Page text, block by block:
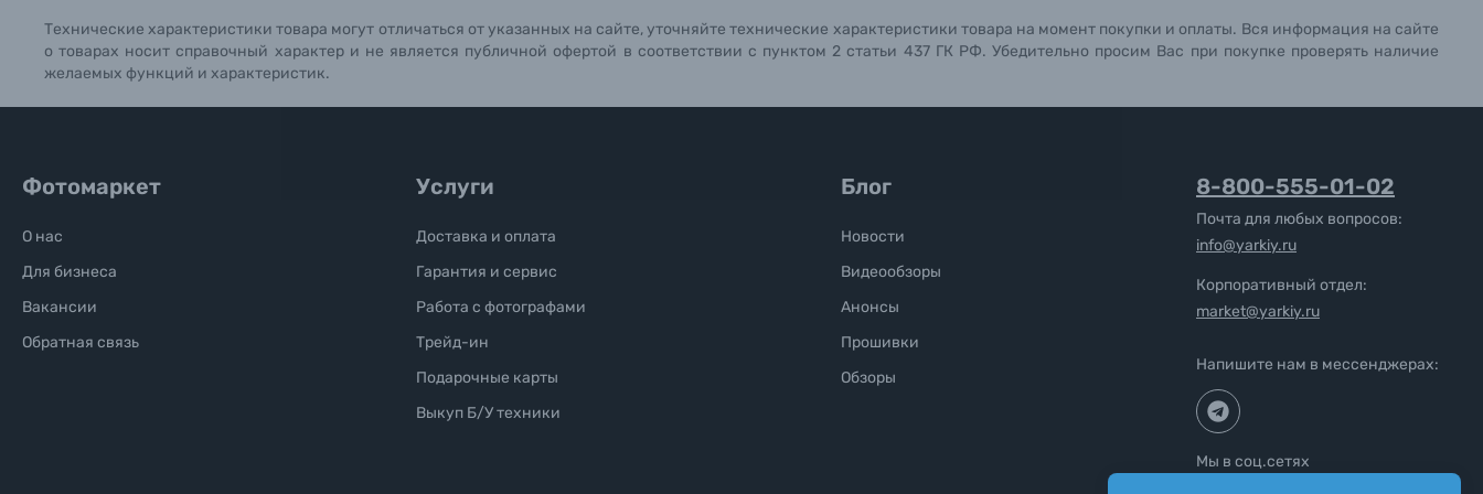
Б/У фототехника (Комиссионные товары)
Уценённые товары
Технические характеристики товара могут отличаться от указанных на сайте, уточняйте технические характеристики товара на момент покупки и оплаты. Вся информация на сайте
о товарах носит справочный характер и не является публичной офертой в соответствии с пунктом 2 статьи 437 ГК РФ. Убедительно просим Вас при покупке проверять наличие
желаемых функций и характеристик.
Фотомаркет
О нас
Для бизнеса
Вакансии
Обратная связь
Услуги
Доставка и оплата
Гарантия и сервис
Работа с фотографами
Трейд-ин
Подарочные карты
Выкуп Б/У техники
Блог
Новости
Видеообзоры
Анонсы
Прошивки
Обзоры
8-800-555-01-02
Почта для любых вопросов:
info@yarkiy.ru
Корпоративный отдел:
market@yarkiy.ru
Напишите нам в мессенджерах:
Мы в соц.сетях